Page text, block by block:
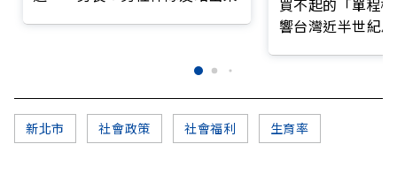
買不起的「單程
響台灣近半世紀
新北市 社會政策 社會福利 生育率